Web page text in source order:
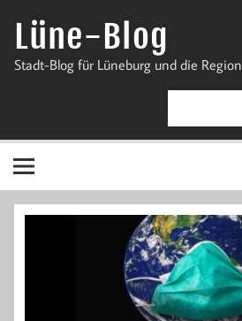
InhaltLüne-Blog
Stadt-Blog für Lüneburg und die Region